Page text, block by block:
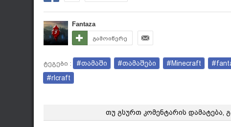
Fantaza
გამოიწერე
ტეგები : #თამაში #თამაშები #Minecraft
#rlcraft
თუ გსურთ კომენტარის დამატება,